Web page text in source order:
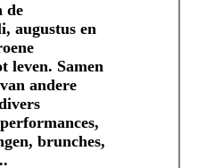
de
augustus en
leven. Samen
andere
brunches,